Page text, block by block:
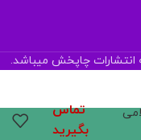
چاپخش میباشد.
تماس
بگیرید